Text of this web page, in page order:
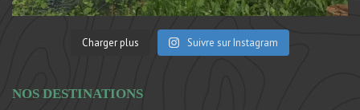
Charger plus Suivre sur Instagram
NOS DESTINATIONS